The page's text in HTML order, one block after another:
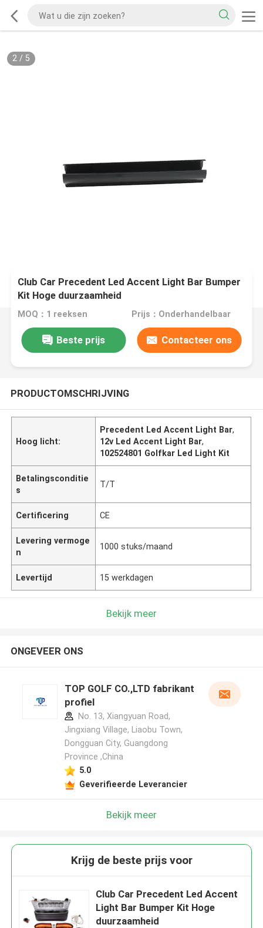
2/ 5
Club Car Precedent Led Accent Light Bar Bumper
Kit Hoge duurzaamheid
MOQ：1 reeksen Prijs：Onderhandelbaar
Beste prijs Contacteer ons
PRODUCTOMSCHRIJVING
Hoog licht:
Precedent Led Accent Light Bar,
12v Led Accent Light Bar,
102524801 Golfkar Led Light Kit
Betalingsconditie
s
T/T
Certificering CE
Levering vermoge
n
1000 stuks/maand
Levertijd 15 werkdagen
Bekijk meer
ONGEVEER ONS
TOP GOLF CO.,LTD fabrikant
profiel
No. 13, Xiangyuan Road,
Jingxiang Village, Liaobu Town,
Dongguan City, Guangdong
Province ,China
5.0
Geverifieerde Leverancier
Bekijk meer
Krijg de beste prijs voor
Club Car Precedent Led Accent
Light Bar Bumper Kit Hoge
duurzaamheid